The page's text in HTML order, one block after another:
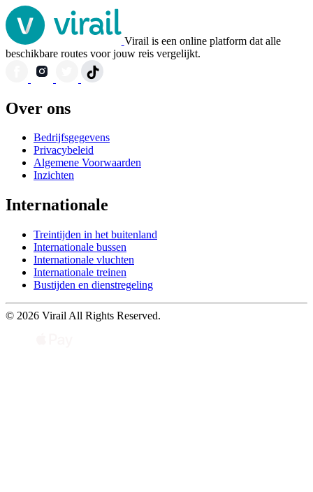
Virail is een online platform dat alle
beschikbare routes voor jouw reis vergelijkt.
Over ons
Bedrijfsgegevens
Privacybeleid
Algemene Voorwaarden
Inzichten
Internationale
Treintijden in het buitenland
Internationale bussen
Internationale vluchten
Internationale treinen
Bustijden en dienstregeling
© 2026 Virail All Rights Reserved.